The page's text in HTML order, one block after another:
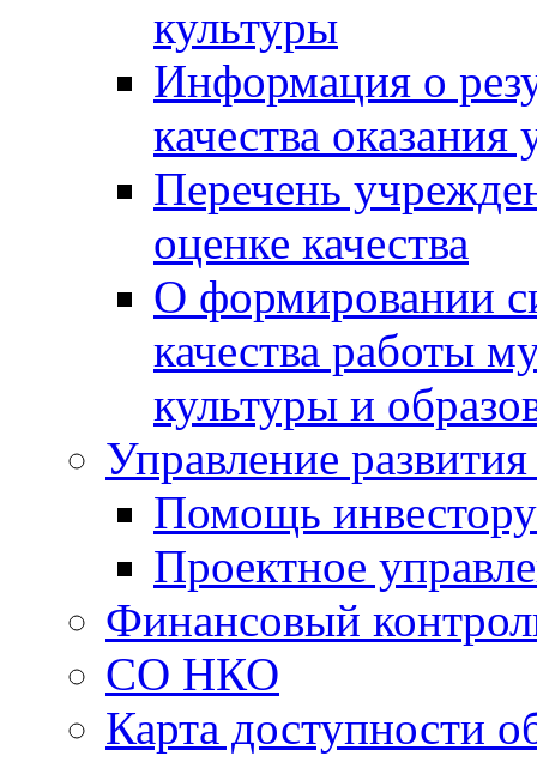
культуры
Информация о
качества оказания
Перечень
оценке качества
О формировании
качества работы
культуры и
Управление
Помощь инвестору
Проектное
Финансовый
СО НКО
Карта доступности